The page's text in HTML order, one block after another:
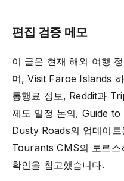
편집 검증 메모
이 글은 현재 해외 여행
며, Visit Faroe Islands
통행료 정보, Reddit과
제도 일정 논의, Guide
Dusty Roads의 업데이
Tourants CMS의 토르스
확인을 참고했습니다.